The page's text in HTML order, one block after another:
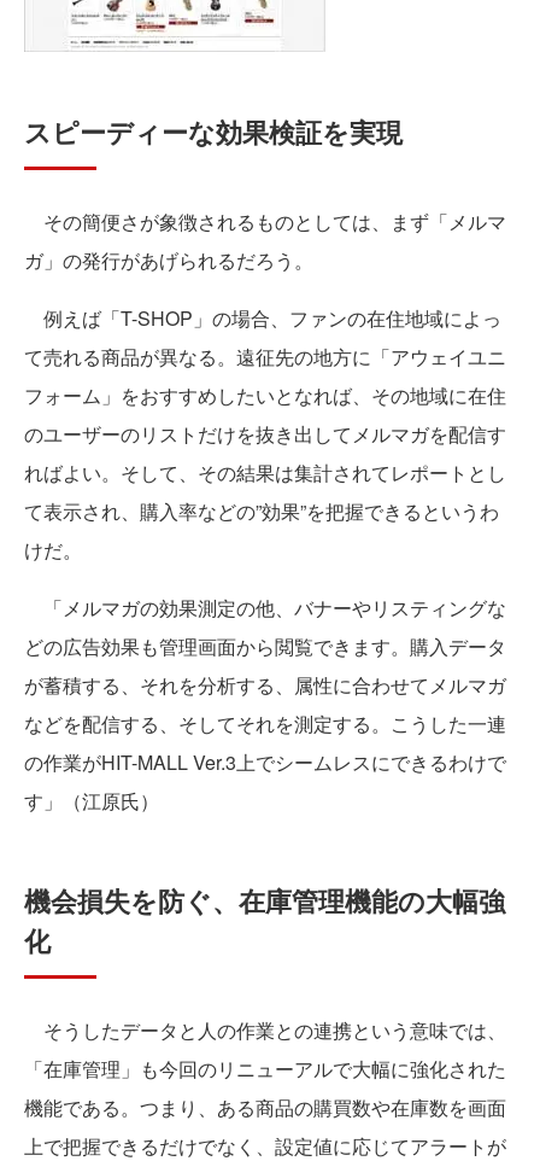
スピーディーな効果検証を実現
その簡便さが象徴されるものとしては、まず「メルマ
ガ」の発行があげられるだろう。
例えば「T-SHOP」の場合、ファンの在住地域によっ
て売れる商品が異なる。遠征先の地方に「アウェイユニ
フォーム」をおすすめしたいとなれば、その地域に在住
のユーザーのリストだけを抜き出してメルマガを配信す
ればよい。そして、その結果は集計されてレポートとし
て表示され、購入率などの”効果”を把握できるというわ
けだ。
「メルマガの効果測定の他、バナーやリスティングな
どの広告効果も管理画面から閲覧できます。購入データ
が蓄積する、それを分析する、属性に合わせてメルマガ
などを配信する、そしてそれを測定する。こうした一連
の作業がHIT-MALL Ver.3上でシームレスにできるわけで
す」（江原氏）
機会損失を防ぐ、在庫管理機能の大幅強
化
そうしたデータと人の作業との連携という意味では、
「在庫管理」も今回のリニューアルで大幅に強化された
機能である。つまり、ある商品の購買数や在庫数を画面
上で把握できるだけでなく、設定値に応じてアラートが